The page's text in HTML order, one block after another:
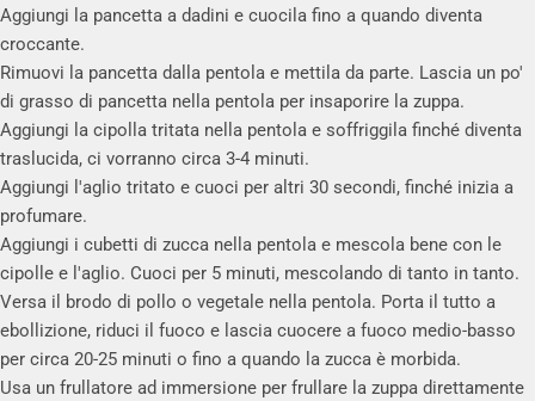
Aggiungi la pancetta a dadini e cuocila fino a quando diventa
croccante.
Rimuovi la pancetta dalla pentola e mettila da parte. Lascia un po'
di grasso di pancetta nella pentola per insaporire la zuppa.
Aggiungi la cipolla tritata nella pentola e soffriggila finché diventa
traslucida, ci vorranno circa 3-4 minuti.
Aggiungi l'aglio tritato e cuoci per altri 30 secondi, finché inizia a
profumare.
Aggiungi i cubetti di zucca nella pentola e mescola bene con le
cipolle e l'aglio. Cuoci per 5 minuti, mescolando di tanto in tanto.
Versa il brodo di pollo o vegetale nella pentola. Porta il tutto a
ebollizione, riduci il fuoco e lascia cuocere a fuoco medio-basso
per circa 20-25 minuti o fino a quando la zucca è morbida.
Usa un frullatore ad immersione per frullare la zuppa direttamente